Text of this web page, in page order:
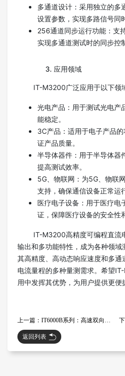
多通道设计：采用独立的多
设置参数，实现多路信号同
256通道同步运行功能：支
实现多通道测试时的同步控
3. 应用领域
IT-M3200广泛应用于以下领
光电产品：用于测试光电产
能稳定。
3C产品：适用于电子产品
证产品质量。
半导体器件：用于半导体器
提高测试效率。
5G、物联网：为5G、物联
支持，确保通信设备正常运
医疗电子设备：用于医疗电
证，保障医疗设备的安全性
IT-M3200高精度可编程直流
输出和多功能特性，成为各种领域
其高精度、高动态响应速度和多
电流量程的多种量测需求。希望
用中发挥其优势，为用户提供更
上一篇：IT6000B系列：高速双向电源与回馈式负载一体化设备
返回列表